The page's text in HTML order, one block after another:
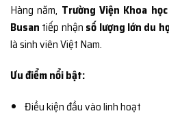
Hàng năm, Trường Viện Khoa
Busan tiếp nhận số lượng lớn du
là sinh viên Việt Nam.
Ưu điểm nổi bật:
Điều kiện đầu vào linh hoạt